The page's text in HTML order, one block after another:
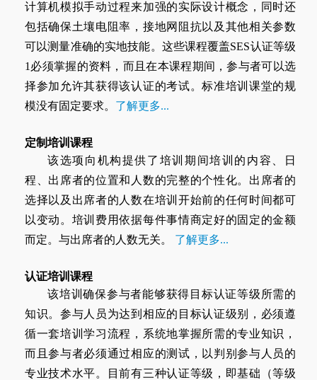
计算机模拟手动过程来加强的实际设计概念，同时还
包括确保土壤电阻率，接地网阻抗以及其他相关参数
可以测量准确的实地技能。这些课程覆盖SES认证等级
1必须掌握的资料，而且在本课程期间，参与者可以选
择参加允许其获得该认证的考试。标准培训课堂的规
模没有固定要求。 了解更多...
定制培训课程
该选项向机构提供了培训期间培训的内容、日
程、出席者的位置和人数的完整的个性化。出席者的
选择以及出席者的人数在培训开始前的任何时间都可
以变动。培训费用依据每件事情商定好的固定的金额
而定。与出席者的人数无关。 了解更多...
认证培训课程
该培训确保参与者能够获得目标认证等级所需的
知识。参与人员为达到相应的目标认证级别，必须遵
循一套培训学习流程，系统地掌握所需的专业知识，
而且参与者必须通过相应的测试，以判别参与人员的
专业技术水平。目前有三种认证等级，即基础（等级